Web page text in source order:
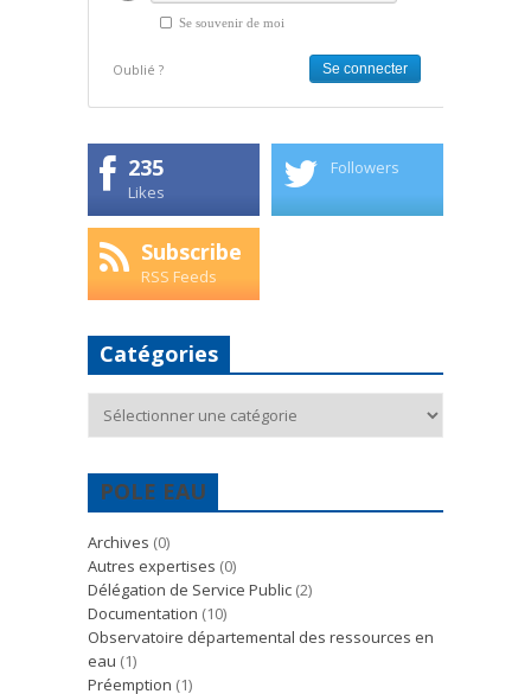
Se souvenir de moi
Oublié ?
235
Likes
Followers
Subscribe
RSS Feeds
Catégories
POLE EAU
Archives (0)
Autres expertises (0)
Délégation de Service Public (2)
Documentation (10)
Observatoire départemental des ressources en
eau (1)
Préemption (1)